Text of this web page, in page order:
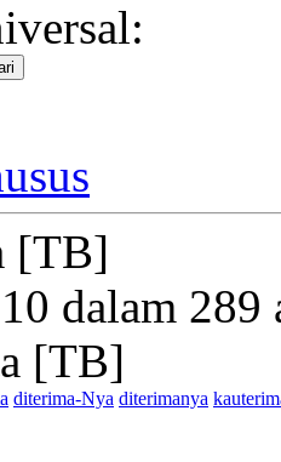
[TB]
dalam 289
[TB]
diterima-Nya diterimanya